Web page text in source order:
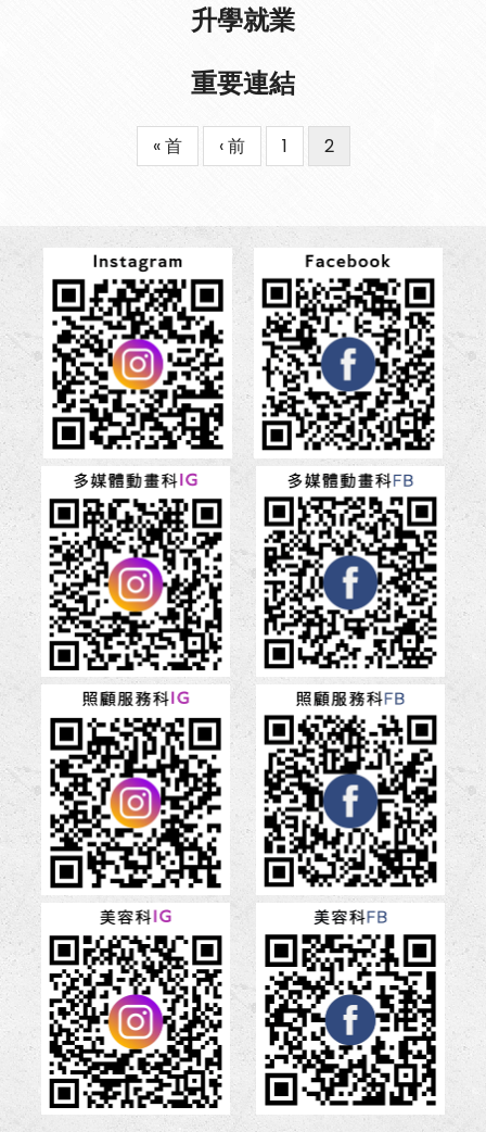
升學就業
重要連結
First
page
« 首
Previous
page
‹ 前 Page
1
目
前
面
2